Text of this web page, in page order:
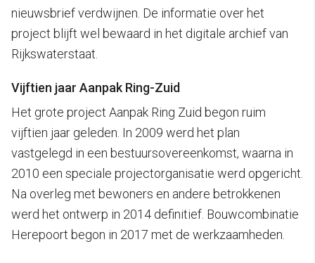
nieuwsbrief verdwijnen. De informatie over het
project blijft wel bewaard in het digitale archief van
Rijkswaterstaat.
Vijftien jaar Aanpak Ring-Zuid
Het grote project Aanpak Ring Zuid begon ruim
vijftien jaar geleden. In 2009 werd het plan
vastgelegd in een bestuursovereenkomst, waarna in
2010 een speciale projectorganisatie werd opgericht.
Na overleg met bewoners en andere betrokkenen
werd het ontwerp in 2014 definitief. Bouwcombinatie
Herepoort begon in 2017 met de werkzaamheden.